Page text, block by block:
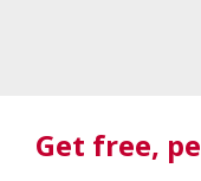
Get free,